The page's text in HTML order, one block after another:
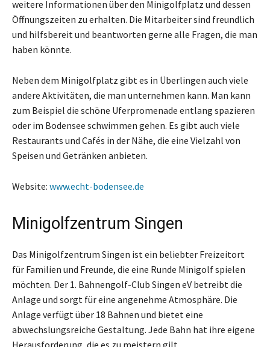
weitere Informationen über den Minigolfplatz und dessen
Öffnungszeiten zu erhalten. Die Mitarbeiter sind freundlich
und hilfsbereit und beantworten gerne alle Fragen, die man
haben könnte.
Neben dem Minigolfplatz gibt es in Überlingen auch viele
andere Aktivitäten, die man unternehmen kann. Man kann
zum Beispiel die schöne Uferpromenade entlang spazieren
oder im Bodensee schwimmen gehen. Es gibt auch viele
Restaurants und Cafés in der Nähe, die eine Vielzahl von
Speisen und Getränken anbieten.
Website: www.echt-bodensee.de
Minigolfzentrum Singen
Das Minigolfzentrum Singen ist ein beliebter Freizeitort
für Familien und Freunde, die eine Runde Minigolf spielen
möchten. Der 1. Bahnengolf-Club Singen eV betreibt die
Anlage und sorgt für eine angenehme Atmosphäre. Die
Anlage verfügt über 18 Bahnen und bietet eine
abwechslungsreiche Gestaltung. Jede Bahn hat ihre eigene
Herausforderung, die es zu meistern gilt.